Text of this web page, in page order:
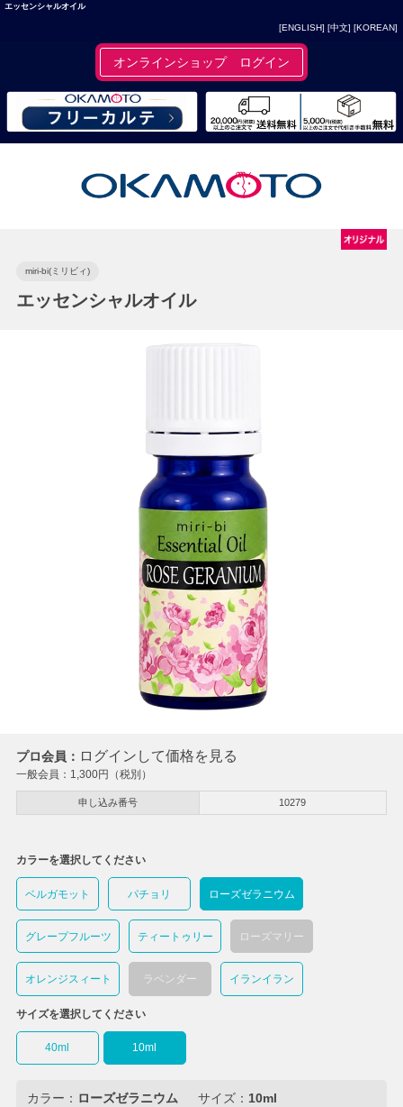
エッセンシャルオイル
[ENGLISH] [中文] [KOREAN]
オンラインショップ ログイン
miri-bi(ミリビィ)
エッセンシャルオイル
プロ会員： ログインして価格を見る
一般会員： 1,300円（税別）
申し込み番号 10279
カラーを選択してください
ベルガモット パチョリ ローズゼラニウム
グレープフルーツ ティートゥリー ローズマリー
オレンジスィート ラベンダー イランイラン
サイズを選択してください
40ml 10ml
カラー： ローズゼラニウム サイズ： 10ml